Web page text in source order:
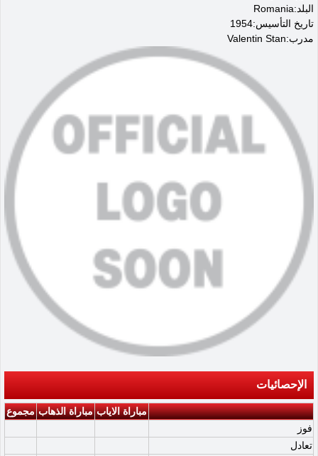
البلد:Romania
تاريخ التأسيس:1954
مدرب:Valentin Stan
الإحصائيات
مباراة الاياب مباراة الذهاب مجموع
فوز
تعادل